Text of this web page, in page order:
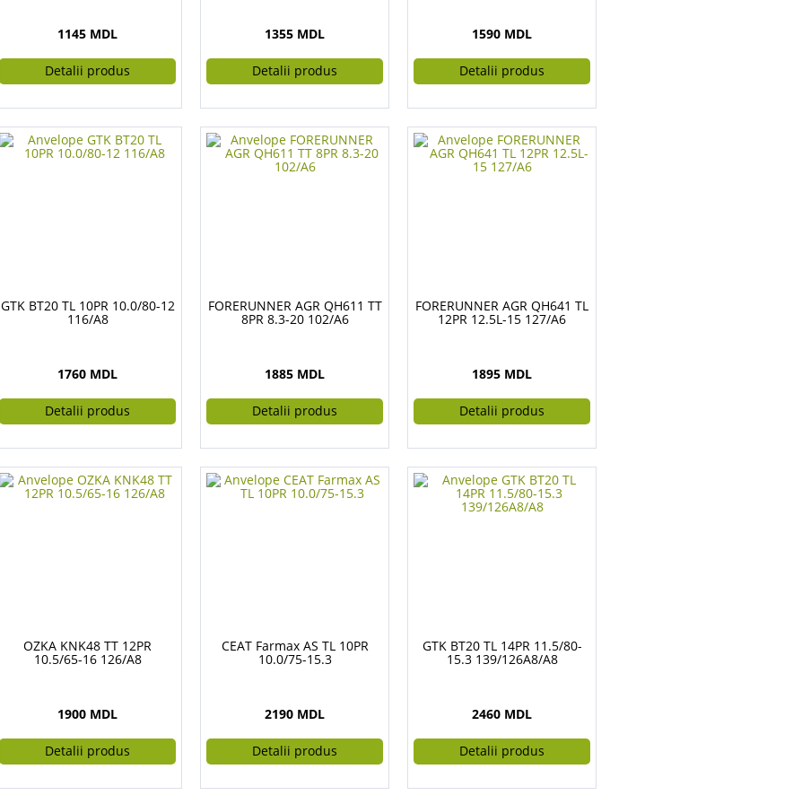
1145 MDL
Detalii produs
1355 MDL
Detalii produs
1590 MDL
Detalii produs
GTK BT20 TL 10PR 10.0/80-12
116/A8
1760 MDL
Detalii produs
FORERUNNER AGR QH611 TT
8PR 8.3-20 102/A6
1885 MDL
Detalii produs
FORERUNNER AGR QH641 TL
12PR 12.5L-15 127/A6
1895 MDL
Detalii produs
OZKA KNK48 TT 12PR
10.5/65-16 126/A8
1900 MDL
Detalii produs
CEAT Farmax AS TL 10PR
10.0/75-15.3
2190 MDL
Detalii produs
GTK BT20 TL 14PR 11.5/80-
15.3 139/126A8/A8
2460 MDL
Detalii produs